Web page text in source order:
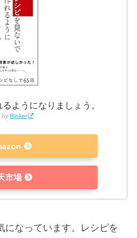
ようになりましょう。
by Rinker
市場
になっています。レシピを